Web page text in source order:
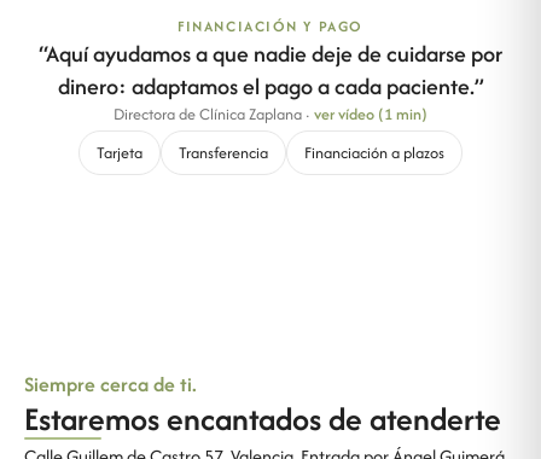
FINANCIACIÓN Y PAGO
“Aquí ayudamos a que nadie deje de cuidarse por
dinero: adaptamos el pago a cada paciente.”
Directora de Clínica Zaplana · ver vídeo (1 min)
Tarjeta
Transferencia Financiación a plazos
Siempre cerca de ti.
Estaremos encantados de atenderte